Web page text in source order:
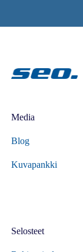
Media
Blog
Kuvapankki
Selosteet